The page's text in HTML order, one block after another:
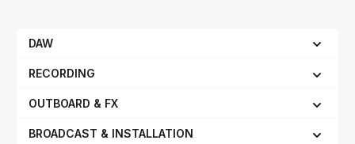
DAW
RECORDING
OUTBOARD & FX
BROADCAST & INSTALLATION